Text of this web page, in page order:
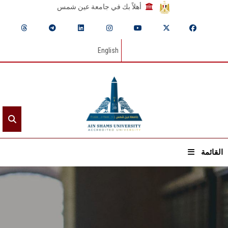
أهلاً بك في جامعة عين شمس
English
القائمة